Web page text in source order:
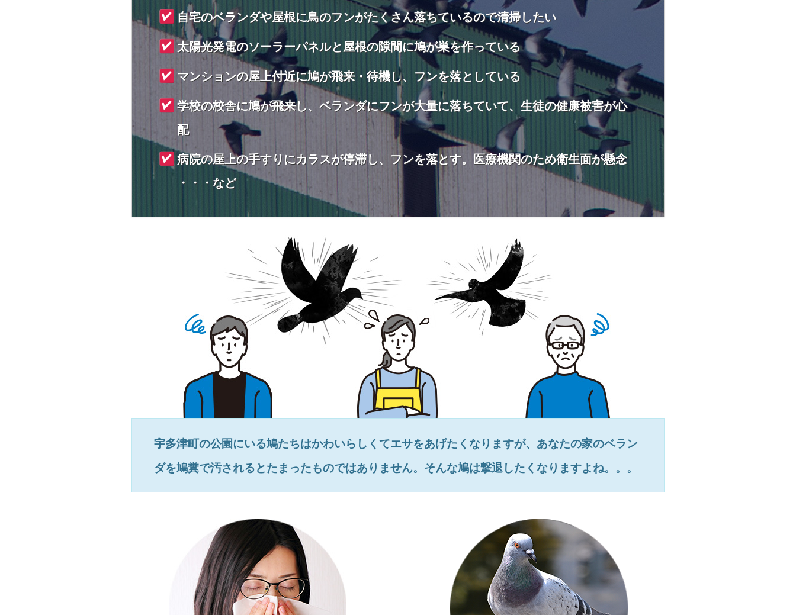
自宅のベランダや屋根に鳥のフンがたくさん落ちているので清掃したい
太陽光発電のソーラーパネルと屋根の隙間に鳩が巣を作っている
マンションの屋上付近に鳩が飛来・待機し、フンを落としている
学校の校舎に鳩が飛来し、ベランダにフンが大量に落ちていて、生徒の健康被害が心
配
病院の屋上の手すりにカラスが停滞し、フンを落とす。医療機関のため衛生面が懸念
・・・など
宇多津町の公園にいる鳩たちはかわいらしくてエサをあげたくなりますが、あなたの家のベラン
ダを鳩糞で汚されるとたまったものではありません。そんな鳩は撃退したくなりますよね。。。